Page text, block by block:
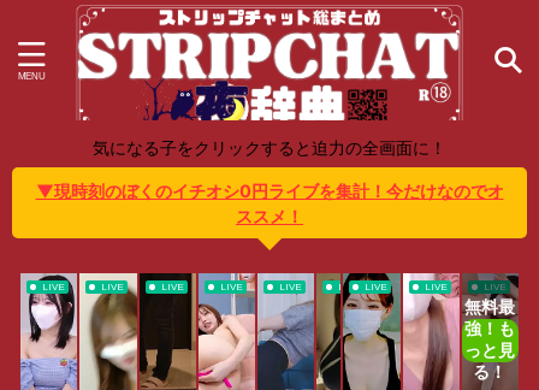
気になる子をクリックすると迫力の全画面に！
▼現時刻のぼくのイチオシ0円ライブを集計！今だけなのでオ
ススメ！